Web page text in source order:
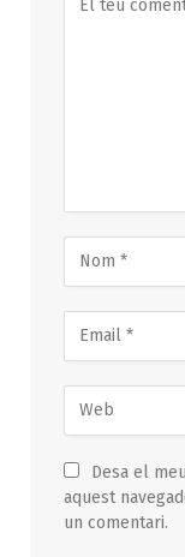
Desa el
aquest
un comentari.